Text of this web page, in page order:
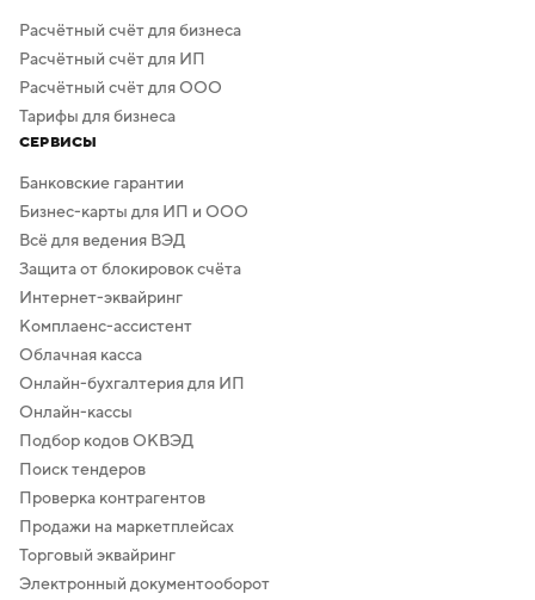
Расчётный счёт для бизнеса
Расчётный счёт для ИП
Расчётный счёт для ООО
Тарифы для бизнеса
СЕРВИСЫ
Банковские гарантии
Бизнес-карты для ИП и ООО
Всё для ведения ВЭД
Защита от блокировок счёта
Интернет-эквайринг
Комплаенс-ассистент
Облачная касса
Онлайн-бухгалтерия для ИП
Онлайн-кассы
Подбор кодов ОКВЭД
Поиск тендеров
Проверка контрагентов
Продажи на маркетплейсах
Торговый эквайринг
Электронный документооборот